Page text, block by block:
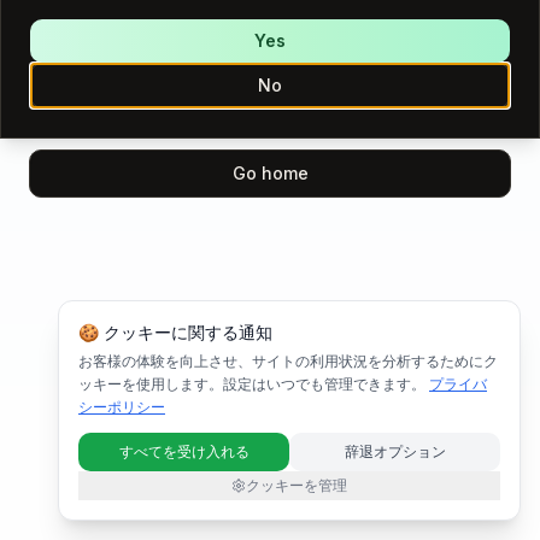
Please try again.
Try again
Go home
🍪 クッキーに関する通知
お客様の体験を向上させ、サイトの利用状況を分析するためにク
ッキーを使用します。設定はいつでも管理できます。
プライバ
シーポリシー
すべてを受け入れる
辞退オプション
クッキーを管理
No
Yes